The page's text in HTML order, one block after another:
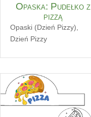
Opaska: Pudełko z
pizzą
Opaski (Dzień Pizzy)
Dzień Pizzy